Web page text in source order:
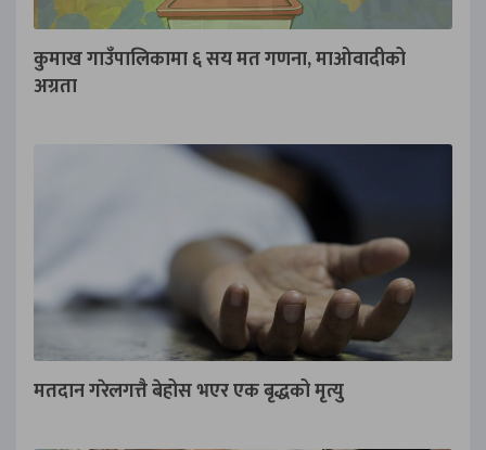
कुमाख गाउँपालिकामा ६ सय मत गणना, माओवादीको
अग्रता
मतदान गरेलगत्तै बेहोस भएर एक बृद्धको मृत्यु